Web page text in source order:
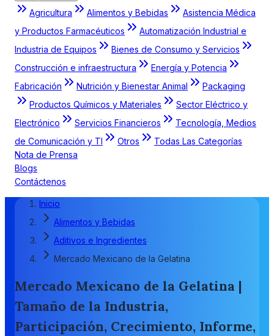
Agricultura Alimentos y Bebidas
Asistencia Médica
y Productos Farmacéuticos
Automatización Industrial e
Industria de Equipos
Bienes de Consumo y Servicios
Construcción e infraestructura
Energía y Potencia
Fabricación
Nutrición y Bienestar Animal
Packaging
Productos Químicos y Materiales
Sector Eléctrico y
Electrónico
Servicios Financieros
Tecnología, Medios
de Comunicación y TI
Otros
Todas Las Categorías
Nota de Prensa
Blogs
Contáctenos
Inicio
Alimentos y Bebidas
Aditivos e Ingredientes
Mercado Mexicano de la Gelatina
Mercado Mexicano de la Gelatina |
Tamaño de la Industria,
Participación, Crecimiento, Informe,